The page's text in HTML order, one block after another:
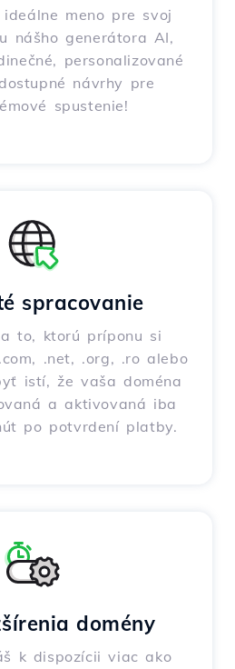
meno pre svoj
nášho generátora AI,
personalizované
návrhy pre
spustenie!
spracovanie
to, ktorú príponu si
.net, .org, .ro alebo
istí, že vaša doména
a aktivovaná iba
po potvrdení platby.
domény
k dispozícii viac ako